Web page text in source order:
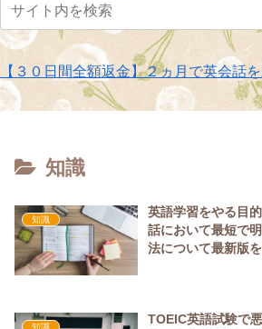
【３０日間全額返金】２ヵ月で英会話
知識
知識
英語学習をやる目
話において最短で
法について最新版
知識
TOEIC英語試験で